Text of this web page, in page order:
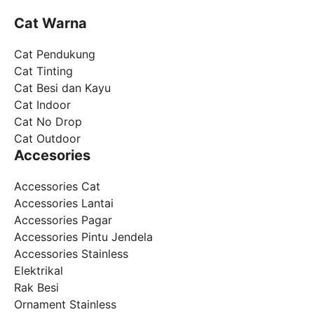
Cat Warna
Cat Pendukung
Cat Tinting
Cat Besi dan Kayu
Cat Indoor
Cat No Drop
Cat Outdoor
Accesories
Accessories Cat
Accessories Lantai
Accessories Pagar
Accessories Pintu Jendela
Accessories Stainless
Elektrikal
Rak Besi
Ornament Stainless